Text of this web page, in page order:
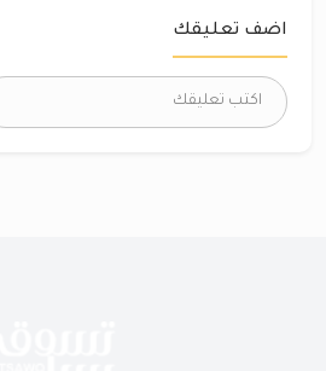
اضف تعليقك